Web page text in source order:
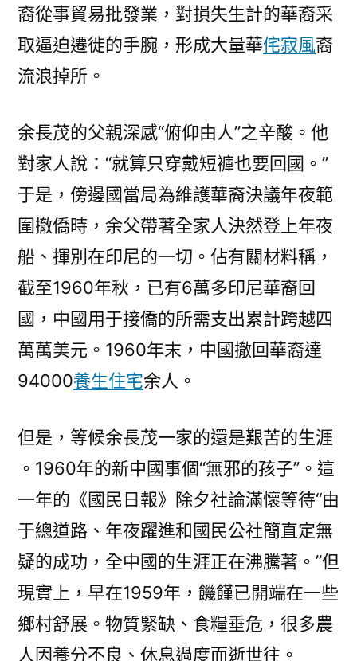
裔從事貿易批發業，對損失生計的華裔采
取逼迫遷徙的手腕，形成大量華侘寂風裔
流浪掉所。
余長茂的父親深感“俯仰由人”之辛酸。他
對家人說：“就算只穿戴短褲也要回國。”
于是，傍邊國當局為維護華裔決議年夜範
圍撤僑時，余父帶著全家人決然登上年夜
船、揮別在印尼的一切。佔有關材料稱，
截至1960年秋，已有6萬多印尼華裔回
國，中國用于接僑的所需支出累計跨越四
萬萬美元。1960年末，中國撤回華裔達
94000養生住宅余人。
但是，等候余長茂一家的還是艱苦的生涯
。1960年的新中國事個“無邪的孩子”。這
一年的《國民日報》除夕社論滿懷等待“由
于總道路、年夜躍進和國民公社簡直定無
疑的成功，全中國的生涯正在沸騰著。”但
現實上，早在1959年，饑饉已開端在一些
鄉村舒展。物質緊缺、食糧垂危，很多農
人因養分不良、休息過度而逝世往。